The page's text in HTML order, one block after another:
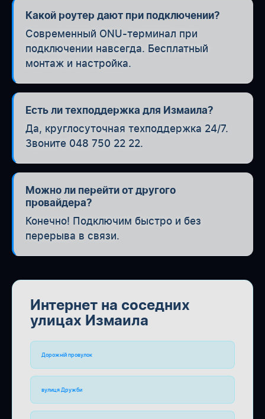
Какой роутер дают при подключении?
Современный ONU-терминал при
подключении навсегда. Бесплатный
монтаж и настройка.
Есть ли техподдержка для Измаила?
Да, круглосуточная техподдержка 24/7.
Звоните 048 750 22 22.
Можно ли перейти от другого
провайдера?
Конечно! Подключим быстро и без
перерыва в связи.
Интернет на соседних
улицах Измаила
Дорожній провулок
вулиця Дружби